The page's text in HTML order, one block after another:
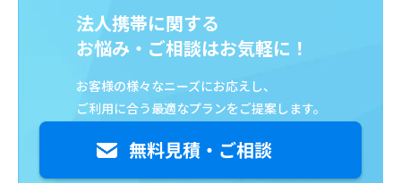
法人携帯に関する
お悩み・ご相談はお気軽に！
お客様の様々なニーズにお応えし、
ご利用に合う最適なプランをご提案します。